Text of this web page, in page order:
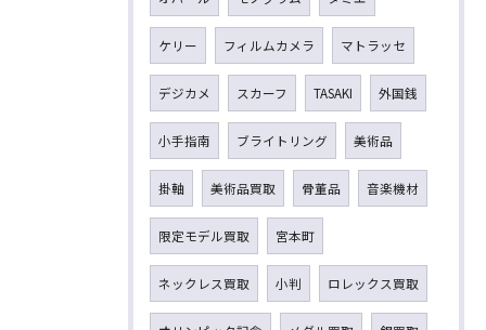
ケリー フィルムカメラ マトラッセ
デジカメ スカーフ TASAKI 外国銭
小手指南 ブライトリング 美術品
掛軸 美術品買取 骨董品 音楽機材
限定モデル買取 宮本町
ネックレス買取 小判 ロレックス買取